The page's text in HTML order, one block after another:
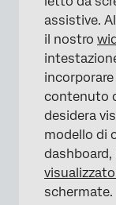
assistive.
il nostro
contenuto
desidera
modello di
dashboard,
schermate.